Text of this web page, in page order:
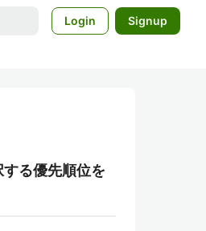
Login Signup
る優先順位を